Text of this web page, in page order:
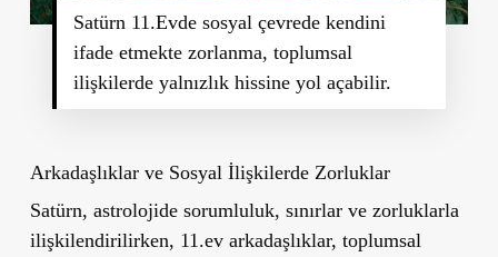
Satürn 11.Evde sosyal çevrede kendini
ifade etmekte zorlanma, toplumsal
ilişkilerde yalnızlık hissine yol açabilir.
Arkadaşlıklar ve Sosyal İlişkilerde Zorluklar
Satürn, astrolojide sorumluluk, sınırlar ve zorluklarla
ilişkilendirilirken, 11.ev arkadaşlıklar, toplumsal